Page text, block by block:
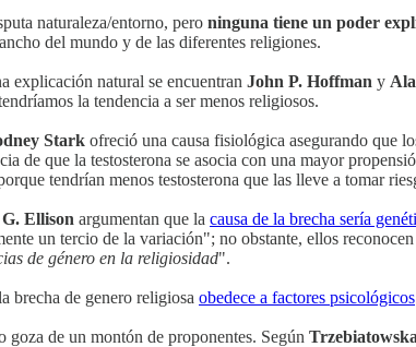
naturaleza/entorno, pero ninguna tiene un poder
del mundo y de las diferentes religiones.
explicación natural se encuentran John P. Hoffman y
la tendencia a ser menos religiosos.
Stark ofreció una causa fisiológica asegurando que
de que la testosterona se asocia con una mayor
tendrían menos testosterona que las lleve a tomar
Ellison argumentan que la causa de la brecha sería
un tercio de la variación"; no obstante, ellos
de género en la religiosidad".
brecha de genero religiosa obedece a factores psicológicos
de un montón de proponentes. Según Trzebiatowska